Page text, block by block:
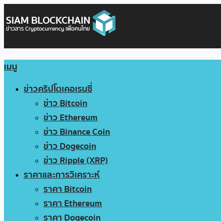
เมนู
ข่าวคริปโตเคอเรนซี่
ข่าว Bitcoin
ข่าว Ethereum
ข่าว Binance Coin
ข่าว Dogecoin
ข่าว Ripple (XRP)
ราคาและการวิเคราะห์
ราคา Bitcoin
ราคา Ethereum
ราคา Dogecoin